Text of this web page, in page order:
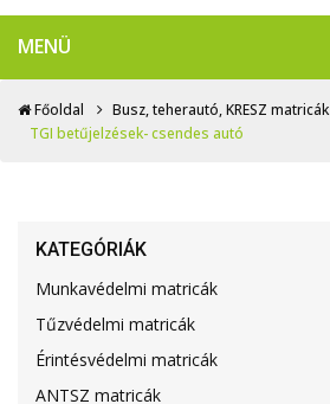
MENÜ
Főoldal Busz, teherautó, KRESZ matricák
TGI betűjelzések- csendes autó
KATEGÓRIÁK
Munkavédelmi matricák
Tűzvédelmi matricák
Érintésvédelmi matricák
ANTSZ matricák